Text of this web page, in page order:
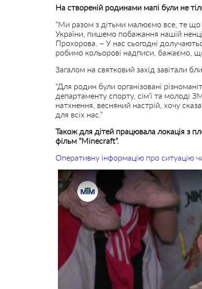
На створеній родинами мапі були не
“Ми разом з дітьми малюємо все, те
України, пишемо побажання нашій
Прохорова. – У нас сьогодні
робимо кольорові надписи, бажаємо,
Загалом на святковий захід завітали
“Для родин були організовані
департаменту спорту, сім’ї та
натхнення, весняний настрій, хочу
для всіх нас.”
Також для дітей працювала локація з
фільм “Minecraft”.
Оперативну інформацію про ситуацію